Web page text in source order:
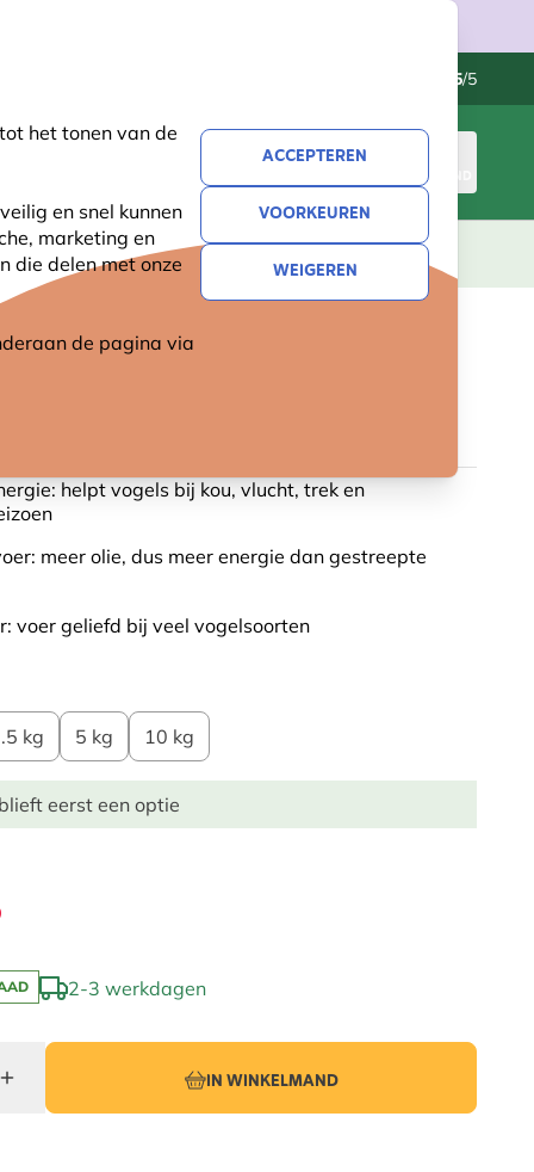
het tonen van de
en snel kunnen
marketing en
die delen met onze
de pagina via
ACCEPTEREN
VOORKEUREN
WEIGEREN
4.5/5
WINKELMAND
CADEAUS NIEUW SALE
helpt vogels bij kou, vlucht, trek en
meer olie, dus meer energie dan gestreepte
voer geliefd bij veel vogelsoorten
kg 5 kg 10 kg
eerst een optie
2-3 werkdagen
IN WINKELMAND